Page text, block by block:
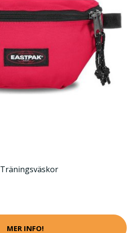
Träningsväskor
MER INFO!